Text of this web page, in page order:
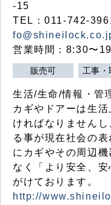
-15
TEL：011-742-
営業時間：8:30〜
販売可 工事・
生活/生命/情報・管
カギやドアーは生
ければなりません
る事が現在社会の
にカギやその周辺
なく「より安全、
がけております。
http://